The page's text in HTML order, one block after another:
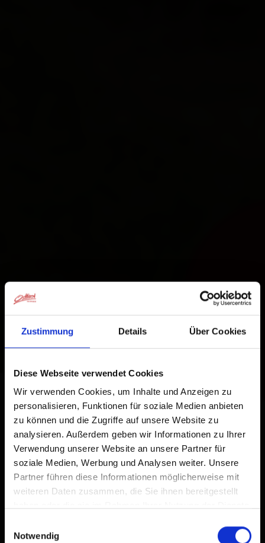
Zustimmung Details Über Cookies
Diese Webseite verwendet Cookies
Wir verwenden Cookies, um Inhalte und Anzeigen zu
personalisieren, Funktionen für soziale Medien anbieten
zu können und die Zugriffe auf unsere Website zu
analysieren. Außerdem geben wir Informationen zu Ihrer
Verwendung unserer Website an unsere Partner für
soziale Medien, Werbung und Analysen weiter. Unsere
Partner führen diese Informationen möglicherweise mit
weiteren Daten zusammen, die Sie ihnen bereitgestellt
Notwendig